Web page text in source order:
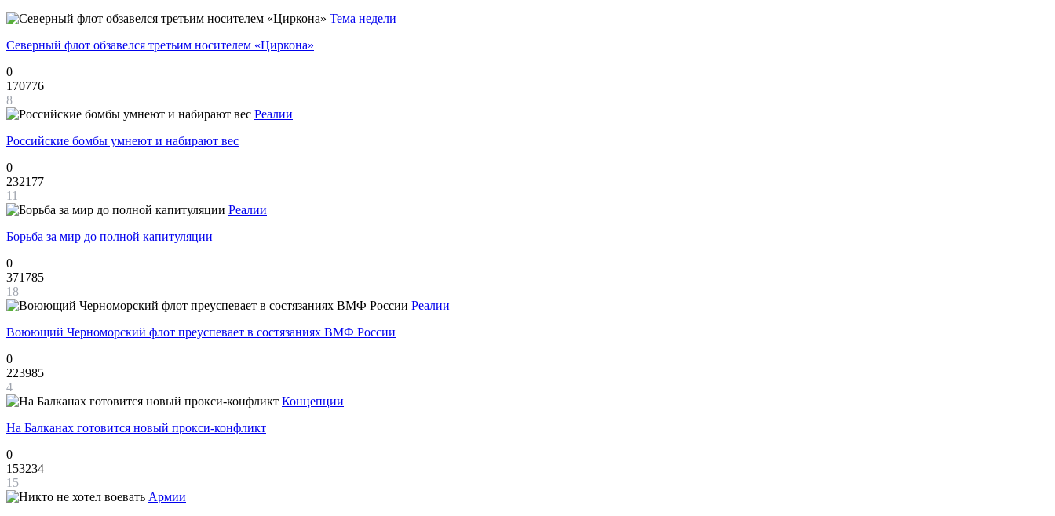
Тема недели
Северный флот обзавелся третьим носителем «Циркона»
0
170776
8
Реалии
Российские бомбы умнеют и набирают вес
0
232177
11
Реалии
Борьба за мир до полной капитуляции
0
371785
18
Реалии
Воюющий Черноморский флот преуспевает в состязаниях ВМФ России
0
223985
4
Концепции
На Балканах готовится новый прокси-конфликт
0
153234
15
Армии